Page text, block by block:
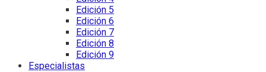
Edición 5
Edición 6
Edición 7
Edición 8
Edición 9
Especialistas